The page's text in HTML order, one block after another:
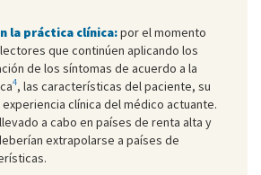
la práctica clínica:por el momento
que continúen aplicando los
de los síntomas de acuerdo a la
4, las características del paciente, su
clínica del médico actuante.
a cabo en países de renta alta y
extrapolarse a países de